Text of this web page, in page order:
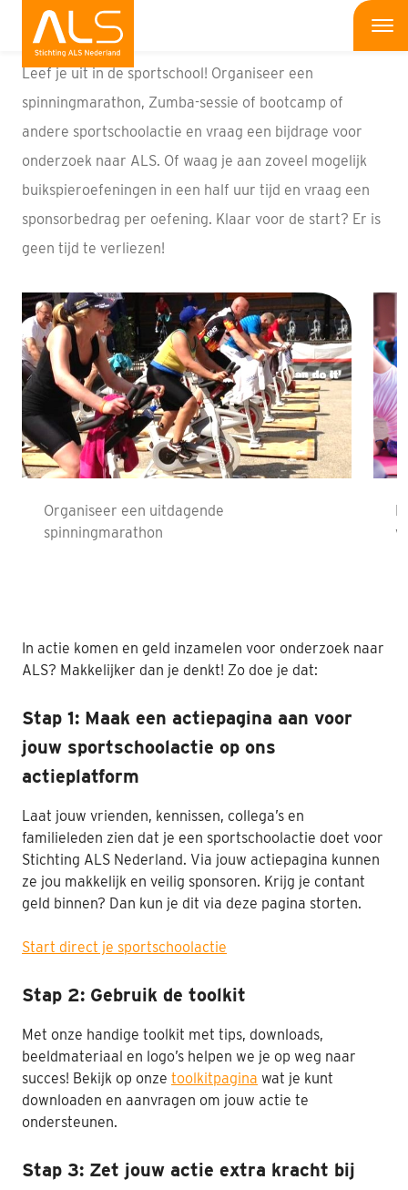
Wat is ALS
Wat kun jij doen
Bedrijven
Onderzoek
Patiënten
Nieuws
Interviews
Nabestaanden
Webshop
Contact
Actiehulp
Leef je uit in de sportschool! Organiseer een
spinningmarathon, Zumba-sessie of bootcamp of
andere sportschoolactie en vraag een bijdrage voor
onderzoek naar ALS. Of waag je aan zoveel mogelijk
buikspieroefeningen in een half uur tijd en vraag een
sponsorbedrag per oefening. Klaar voor de start? Er is
geen tijd te verliezen!
Organiseer een uitdagende
spinningmarathon
In actie komen en geld inzamelen voor onderzoek naar
ALS? Makkelijker dan je denkt! Zo doe je dat:
Stap 1: Maak een actiepagina aan voor
jouw sportschoolactie op ons
actieplatform
Laat jouw vrienden, kennissen, collega’s en
familieleden zien dat je een sportschoolactie doet voor
Stichting ALS Nederland. Via jouw actiepagina kunnen
ze jou makkelijk en veilig sponsoren. Krijg je contant
geld binnen? Dan kun je dit via deze pagina storten.
Start direct je sportschoolactie
Stap 2: Gebruik de toolkit
Met onze handige toolkit met tips, downloads,
beeldmateriaal en logo’s helpen we je op weg naar
succes! Bekijk op onze toolkitpagina wat je kunt
downloaden en aanvragen om jouw actie te
ondersteunen.
Stap 3: Zet jouw actie extra kracht bij